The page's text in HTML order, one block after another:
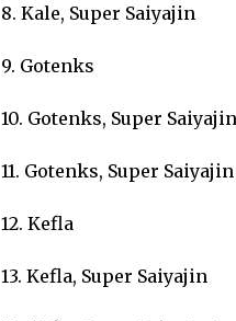
8. Kale, Super Saiyajin
9. Gotenks
10. Gotenks, Super Saiyajin
11. Gotenks, Super Saiyajin
12. Kefla
13. Kefla, Super Saiyajin